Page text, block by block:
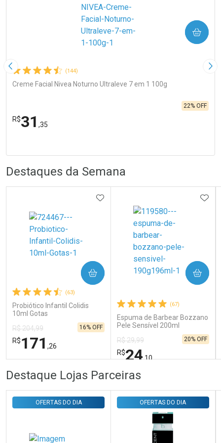
Imagem Anterior (144)
Creme Facial Nivea Noturno Ultraleve 7 em 1 100g
R$31 ,35
22% OFF
COMPRAR
Laboratório
Ativar Desconto
Comprar sem Desconto
Comprar sem Desconto
Destaques da Semana
(63)
Probiótico Infantil Colidis
10ml Gotas
R$ 204,99
R$171 ,26
16% OFF
ADICIONAR AOS FAVORITOS
COMPRAR
FECHAR
Laboratório
FECHAR
Por Menos
(67)
Espuma de Barbear Bozzano
Pele Sensível 200ml
R$ 29,99
R$24,10
20% OFF
COMPRAR
Por Menos
Destaque Lojas Parceiras
OFERTAS DO DIA OFERTAS DO DIA